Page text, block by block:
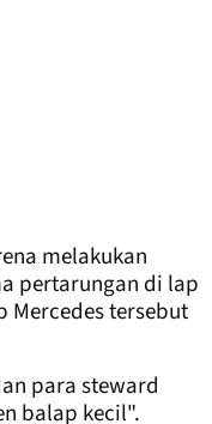
melakukan
pertarungan di lap
tersebut
para steward
balap kecil".